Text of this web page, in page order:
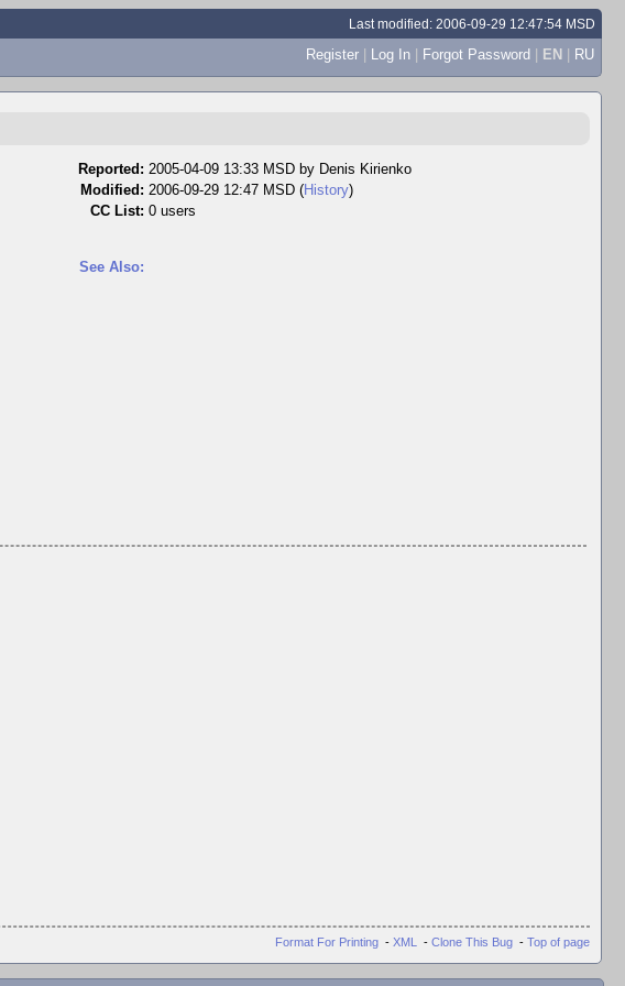
Last modified: 2006-09-29 12:47:54 MSD
Register | Log In | Forgot Password | EN | RU
Reported: 2005-04-09 13:33 MSD by Denis Kirienko
Modified: 2006-09-29 12:47 MSD (History)
CC List: 0 users
See Also:
Format For Printing - XML - Clone This Bug - Top of page